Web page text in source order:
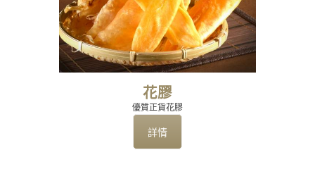
花膠
優質正貨花膠
詳情